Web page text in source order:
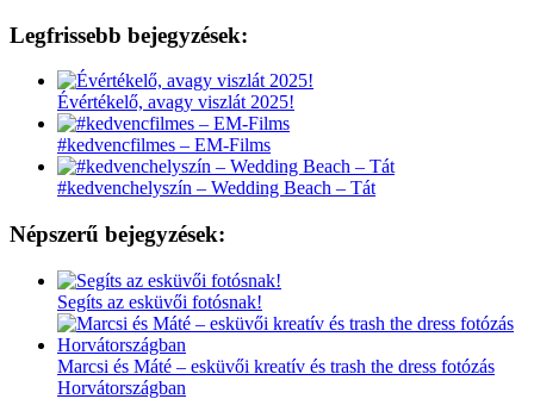
Legfrissebb bejegyzések:
Évértékelő, avagy viszlát 2025!
#kedvencfilmes – EM-Films
#kedvenchelyszín – Wedding Beach – Tát
Népszerű bejegyzések:
Segíts az esküvői fotósnak!
Marcsi és Máté – esküvői kreatív és trash the dress fotózás
Horvátországban